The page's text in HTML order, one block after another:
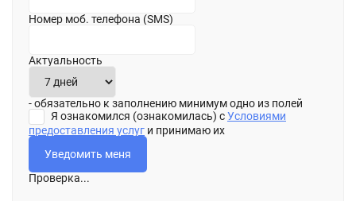
Номер моб. телефона (SMS)
Актуальность
- обязательно к заполнению минимум одно из полей
Я ознакомился (ознакомилась) сУсловиями
предоставления услуг и принимаю их
Проверка...